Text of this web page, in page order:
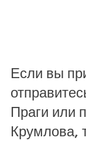
Если вы
Праги или
Крумлова,